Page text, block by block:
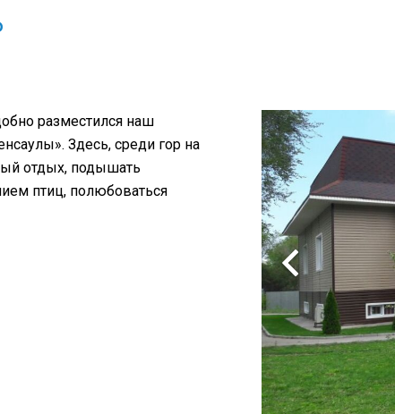
разместился наш
Здесь, среди гор на
отдых, подышать
птиц, полюбоваться